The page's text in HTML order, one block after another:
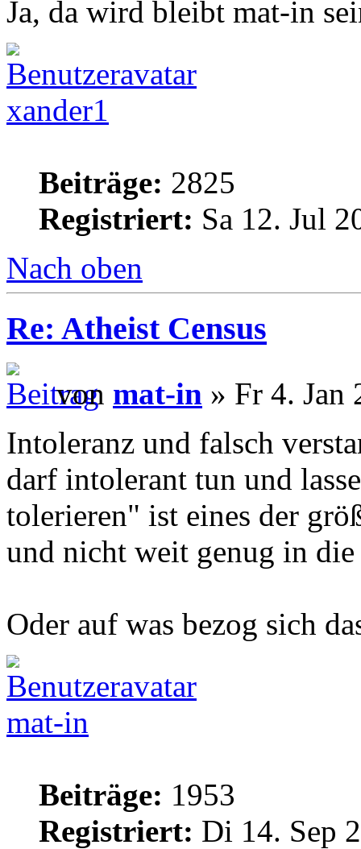
Ja, da wird bleibt mat-in
xander1
Beiträge: 2825
Registriert: Sa 12. Jul
Nach oben
Re: Atheist Census
von mat-in » Fr 4. Jan
Intoleranz und falsch
darf intolerant tun und
tolerieren" ist eines der
und nicht weit genug in
Oder auf was bezog sich
mat-in
Beiträge: 1953
Registriert: Di 14. Sep